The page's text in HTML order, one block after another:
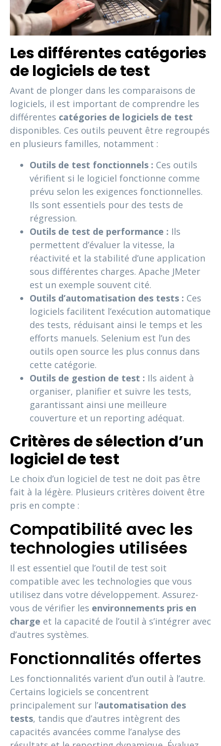
Les différentes catégories
de logiciels de test
Avant de plonger dans les comparaisons de
logiciels, il est important de comprendre les
différentes catégories de logiciels de test
disponibles. Ces outils peuvent être regroupés
en plusieurs familles, notamment :
Outils de test fonctionnels : Ces outils
vérifient si le logiciel fonctionne comme
prévu selon les exigences fonctionnelles.
Ils sont essentiels pour des tests de
régression.
Outils de test de performance : Ils
permettent d’évaluer la vitesse, la
réactivité et la stabilité d’une application
sous différentes charges. Apache JMeter
est un exemple souvent cité.
Outils d’automatisation des tests : Ces
logiciels facilitent l’exécution automatique
des tests, réduisant ainsi le temps et les
efforts manuels. Selenium est l’un des
outils open source les plus connus dans
cette catégorie.
Outils de gestion de test : Ils aident à
organiser, planifier et suivre les tests,
garantissant ainsi une meilleure
couverture et un reporting adéquat.
Critères de sélection d’un
logiciel de test
Le choix d’un logiciel de test ne doit pas être
fait à la légère. Plusieurs critères doivent être
pris en compte :
Compatibilité avec les
technologies utilisées
Il est essentiel que l’outil de test soit
compatible avec les technologies que vous
utilisez dans votre développement. Assurez-
vous de vérifier les environnements pris en
charge et la capacité de l’outil à s’intégrer avec
d’autres systèmes.
Fonctionnalités offertes
Les fonctionnalités varient d’un outil à l’autre.
Certains logiciels se concentrent
principalement sur l’automatisation des
tests, tandis que d’autres intègrent des
capacités avancées comme l’analyse des